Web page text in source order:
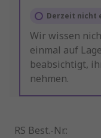
Derzeit nicht
Wir wissen
einmal auf
beabsichtigt,
nehmen.
RS Best.-Nr.: